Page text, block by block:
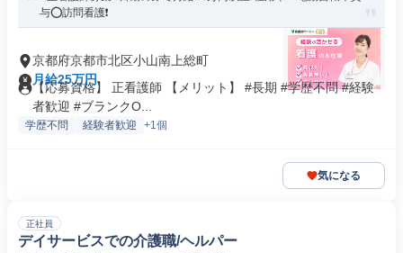
与⭕訪問看護❗️
京都府京都市北区小山南上総町
月給25万円
【応募資格】 正看護師 【メリット】 #長期 #学歴不問 #経験
者歓迎 #ブランクO...
学歴不問 経験者歓迎 +1個
気になる
正社員
デイサービスでの介護職/ヘルパー